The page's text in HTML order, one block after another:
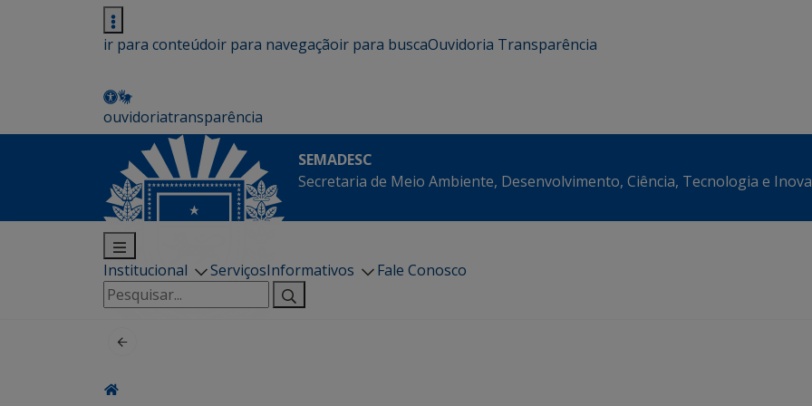
ir para conteúdoir para navegaçãoir para buscaOuvidoria Transparência
ouvidoriatransparência
SEMADESC
Secretaria de Meio Ambiente, Desenvolvimento, Ciência, Tecnologia e
Institucional ServiçosInformativos
Fale Conosco
Pesquisar
por: